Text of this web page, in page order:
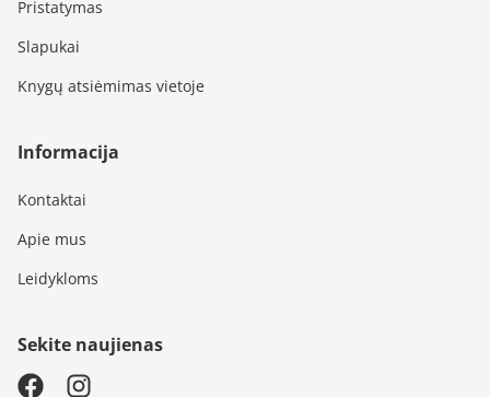
Pristatymas
Slapukai
Knygų atsiėmimas vietoje
Informacija
Kontaktai
Apie mus
Leidykloms
Sekite naujienas